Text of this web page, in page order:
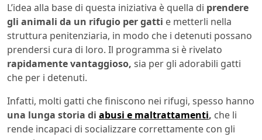
L’idea alla base di questa iniziativa è quella di prendere
gli animali da un rifugio per gatti e metterli nella
struttura penitenziaria, in modo che i detenuti possano
prendersi cura di loro. Il programma si è rivelato
rapidamente vantaggioso, sia per gli adorabili gatti
che per i detenuti.
Infatti, molti gatti che finiscono nei rifugi, spesso hanno
una lunga storia di abusi e maltrattamenti, che li
rende incapaci di socializzare correttamente con gli